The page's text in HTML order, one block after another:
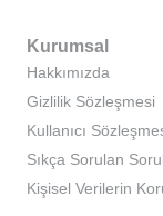
Kurumsal
Hakkımızda
Gizlilik Sözleşmesi
Kullanıcı
Sıkça Sorulan
Kişisel Verilerin